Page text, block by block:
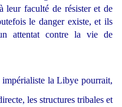
leur faculté de résister et de
le danger existe, et ils
attentat contre la vie de
impérialiste la Libye pourrait,
les structures tribales et